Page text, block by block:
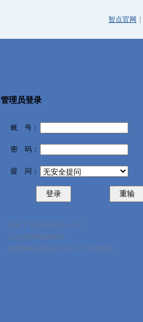
智点官网
管理员登录
账 号：
密 码：
提 问：
忘记了后台密码怎么办？
后台使用视频教程。
使用网站系统后台的几个注意事项。